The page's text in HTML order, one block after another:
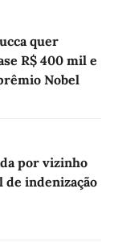
quer
R$ 400 mil e
Nobel
por vizinho
de indenização